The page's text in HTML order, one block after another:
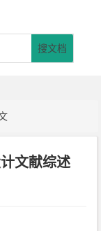
搜文档
文献综述